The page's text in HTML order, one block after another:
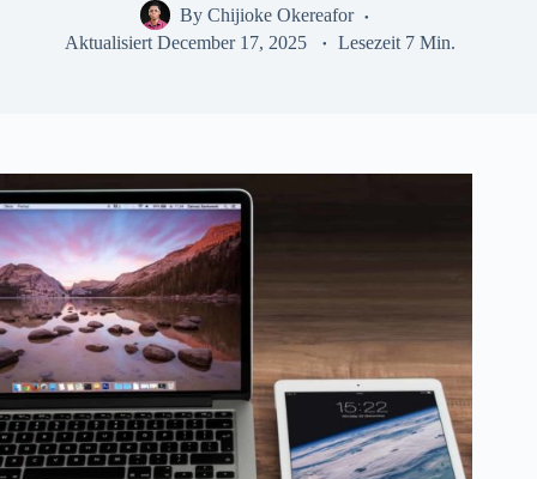
By Chijioke Okereafor
Aktualisiert December 17, 2025 Lesezeit 7 Min.